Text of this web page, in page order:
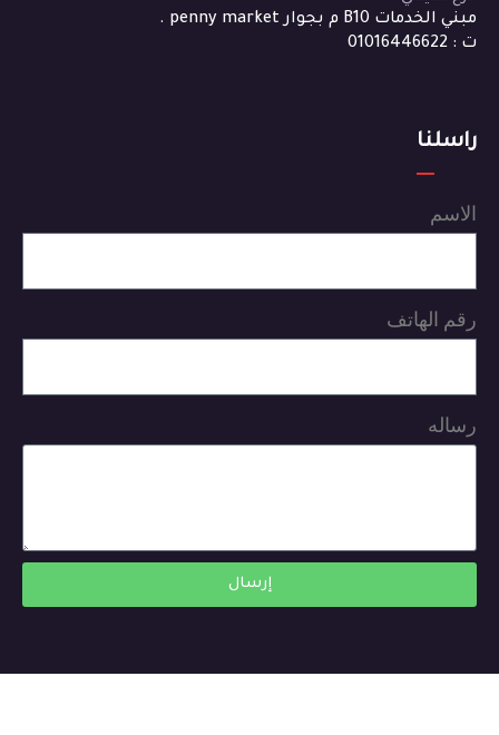
مبني الخدمات B10 م بجوار penny market .
ت : 01016446622
راسلنا
الاسم
رقم الهاتف
رساله
إرسال